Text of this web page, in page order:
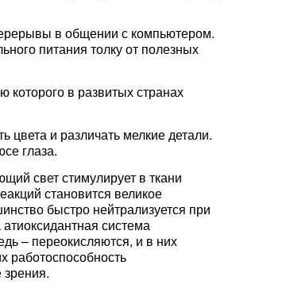
в общении с компьютером.
питания толку от полезных
в развитых странах
цвета и различать мелкие детали.
глаза.
свет стимулирует в ткани
становится великое
быстро нейтрализуется при
система
– переокисляются, и в них
работоспособность